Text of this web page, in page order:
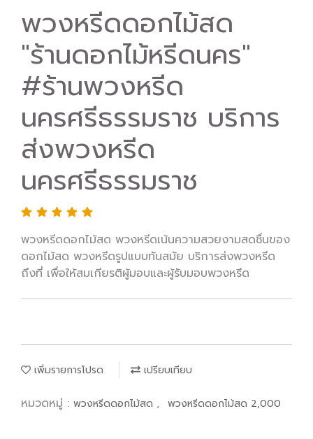
พวงหรีดดอกไม้สด
"ร้านดอกไม้หรีดนคร"
#ร้านพวงหรีด
นครศรีธรรมราช บริการ
ส่งพวงหรีด
นครศรีธรรมราช
พวงหรีดดอกไม้สด พวงหรีดเน้นความสวยงามสดชื่นของ
ดอกไม้สด พวงหรีดรูปแบบทันสมัย บริการส่งพวงหรีด
ถึงที่ เพื่อให้สมเกียรติผู้มอบและผู้รับมอบพวงหรีด
เพิ่มรายการโปรด เปรียบเทียบ
หมวดหมู่ : พวงหรีดดอกไม้สด , พวงหรีดดอกไม้สด 2,000